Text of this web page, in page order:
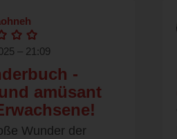
– 21:09
-
amüsant
Wunder der